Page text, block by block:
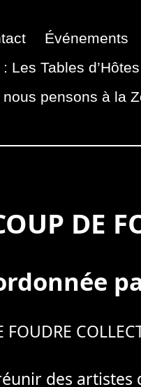
Événements
Les Tables
pensons à la
DE
FOUDRE
des artistes